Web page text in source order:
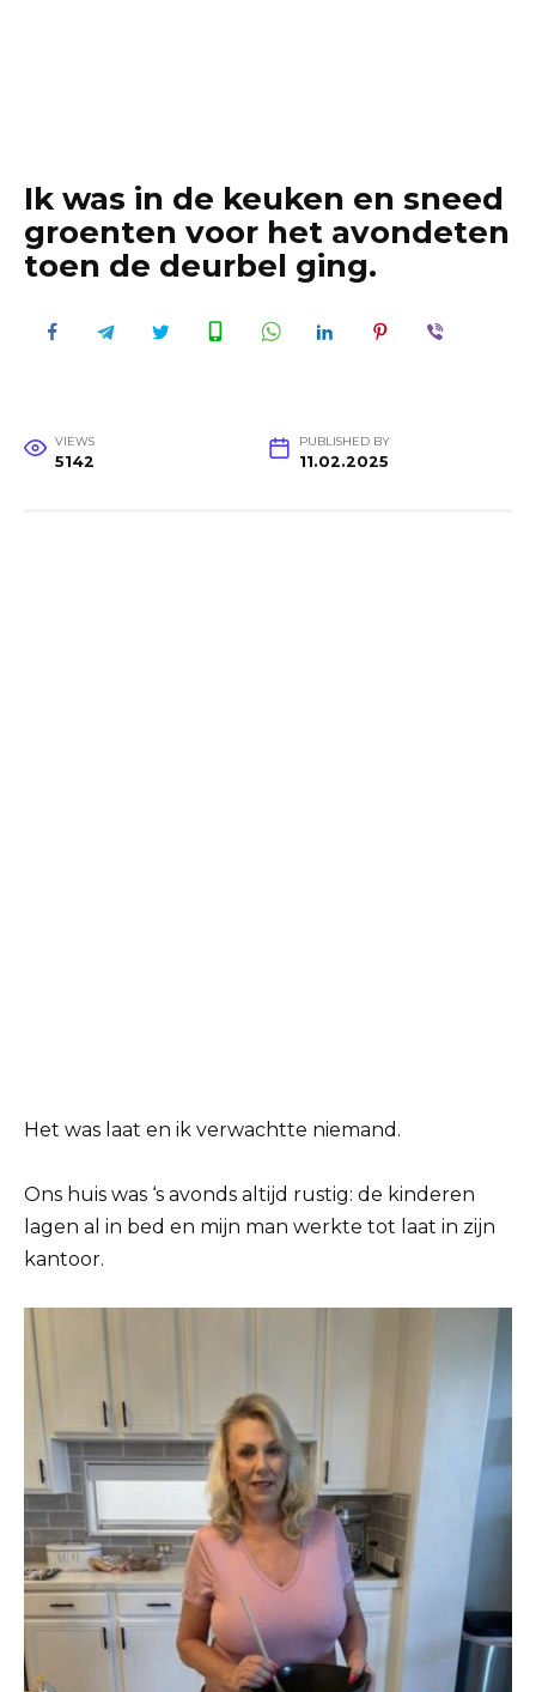
Ik was in de keuken en sneed
groenten voor het avondeten
toen de deurbel ging.
VIEWS
5142
PUBLISHED BY
11.02.2025
Het was laat en ik verwachtte niemand.
Ons huis was ‘s avonds altijd rustig: de kinderen
lagen al in bed en mijn man werkte tot laat in zijn
kantoor.